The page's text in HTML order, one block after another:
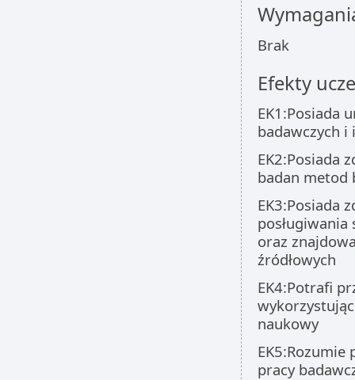
Brak
Efekty
EK1:Posiada
badawczych
EK2:Posiada
badan metod
EK3:Posiada
oraz
źródłowych
EK4:Potrafi
naukowy
pracy